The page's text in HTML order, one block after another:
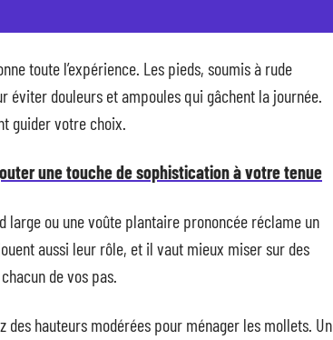
toute l’expérience. Les pieds, soumis à rude
douleurs et ampoules qui gâchent la journée.
guider votre choix.
une touche de sophistication à votre tenue
ou une voûte plantaire prononcée réclame un
aussi leur rôle, et il vaut mieux miser sur des
de vos pas.
hauteurs modérées pour ménager les mollets. Un